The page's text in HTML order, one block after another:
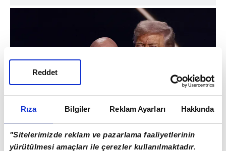
Rıza Bilgiler Reklam Ayarları Hakkında
"Sitelerimizde reklam ve pazarlama faaliyetlerinin
yürütülmesi amaçları ile çerezler kullanılmaktadır.
Reddet